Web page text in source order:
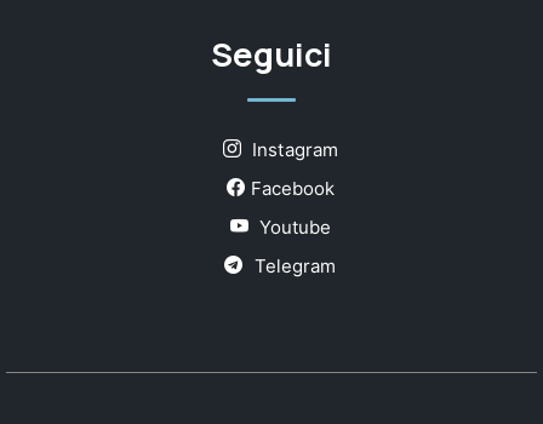
Seguici
Instagram
Facebook
Youtube
Telegram